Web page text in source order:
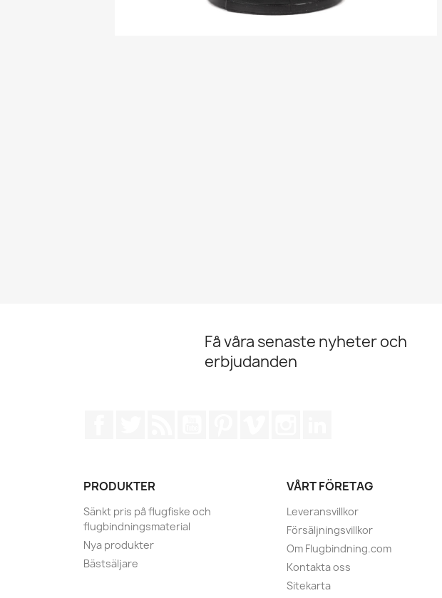
Få våra senaste nyheter och
erbjudanden
PRODUKTER
Sänkt pris på flugfiske och
flugbindningsmaterial
Nya produkter
Bästsäljare
VÅRT FÖRETAG
Leveransvillkor
Försäljningsvillkor
Om Flugbindning.com
Kontakta oss
Sitekarta